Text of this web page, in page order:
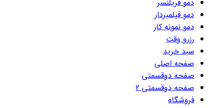
دمو فریلنسر
دمو فیلمبردار
دمو نمونه کار
رزرو وقت
سبد خرید
صفحه اصلی
صفحه دوقسمتی
صفحه دوقسمتی 2
فروشگاه